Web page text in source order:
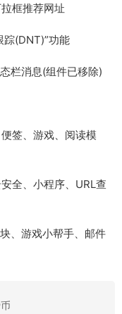
框推荐网址
踪(DNT)”功能
栏消息(组件已移除)
签、游戏、阅读模
全、小程序、URL查
、游戏小帮手、邮件